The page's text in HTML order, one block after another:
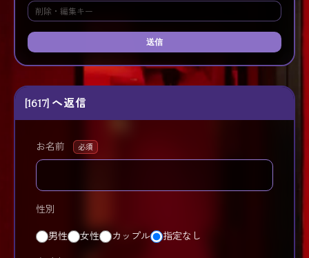
送信
[1617] へ返信
お名前 必須
性別
男性 女性 カップル 指定なし